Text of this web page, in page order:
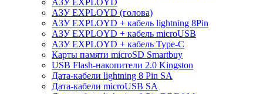
АЗУ EXPLOYD
АЗУ EXPLOYD (голова)
АЗУ EXPLOYD + кабель lightning 8Pin
АЗУ EXPLOYD + кабель microUSB
АЗУ EXPLOYD + кабель Type-C
Карты памяти microSD Smartbuy
USB Flash-накопители 2.0 Kingston
Дата-кабели lightning 8 Pin SA
Дата-кабели microUSB SA